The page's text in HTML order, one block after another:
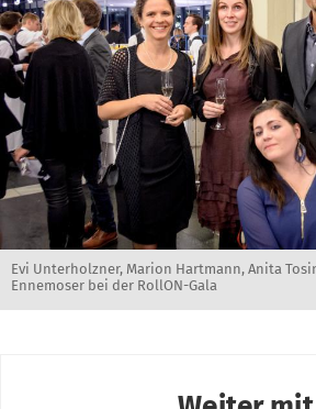
Evi Unterholzner, Marion Hartmann, Anita
Ennemoser bei der RollON-Gala